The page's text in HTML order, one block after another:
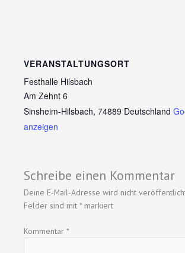
VERANSTALTUNGSORT
Festhalle Hilsbach
Am Zehnt 6
Sinsheim-Hilsbach, 74889 Deutschland
anzeigen
Schreibe einen Kommentar
Deine E-Mail-Adresse wird nicht
Felder sind mit *markiert
Kommentar *